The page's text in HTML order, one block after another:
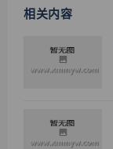
相关内容